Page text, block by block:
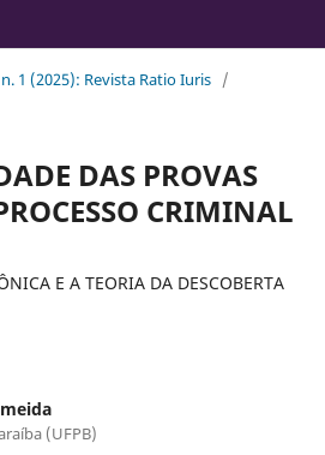
1 (2025): Revista Ratio Iuris /
DAS PROVAS
CRIMINAL
E A TEORIA DA DESCOBERTA
(UFPB)